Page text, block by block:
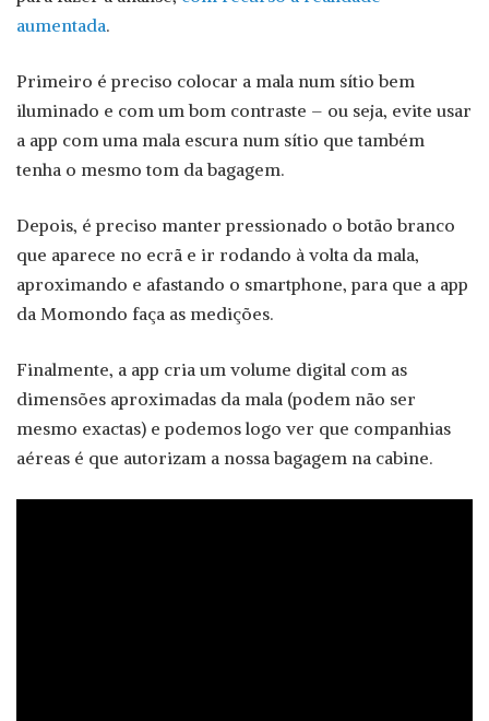
aumentada.
Primeiro é preciso colocar a mala num sítio bem
iluminado e com um bom contraste – ou seja, evite usar
a app com uma mala escura num sítio que também
tenha o mesmo tom da bagagem.
Depois, é preciso manter pressionado o botão branco
que aparece no ecrã e ir rodando à volta da mala,
aproximando e afastando o smartphone, para que a app
da Momondo faça as medições.
Finalmente, a app cria um volume digital com as
dimensões aproximadas da mala (podem não ser
mesmo exactas) e podemos logo ver que companhias
aéreas é que autorizam a nossa bagagem na cabine.